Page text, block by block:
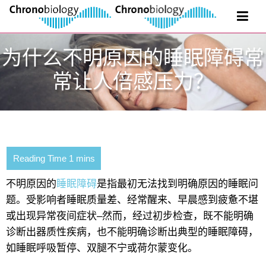
为什么不明原因的睡眠障碍常
常让人倍感压力？
不明原因的睡眠障碍是指最初无法找到明确原因的睡眠问
题。受影响者睡眠质量差、经常醒来、早晨感到疲惫不堪
或出现异常夜间症状–然而，经过初步检查，既不能明确
诊断出器质性疾病，也不能明确诊断出典型的睡眠障碍，
如睡眠呼吸暂停、双腿不宁或荷尔蒙变化。